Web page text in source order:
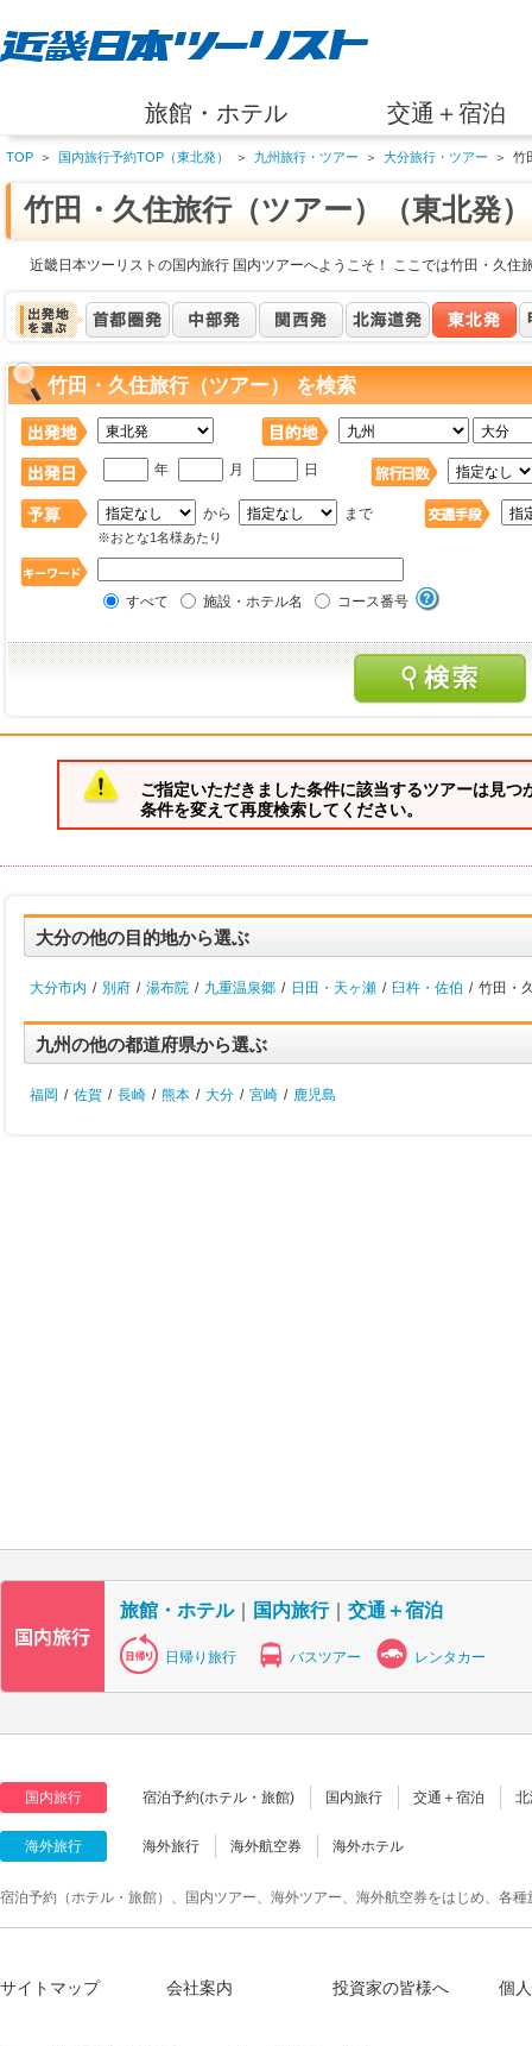
旅館・ホテル 交通＋宿泊
TOP ＞ 国内旅行予約TOP（東北発） ＞ 九州旅行・ツアー ＞ 大分旅行・ツアー ＞ 竹
竹田・久住旅行（ツアー）（東北発）
近畿日本ツーリストの国内旅行 国内ツアーへようこそ！ ここでは竹田・久住
竹田・久住旅行（ツアー） を検索
年 月 日
から まで
※おとな1名様あたり
すべて 施設・ホテル名 コース番号
ご指定いただきました条件に該当するツアーは見つ
条件を変えて再度検索してください。
大分の他の目的地から選ぶ
大分市内 / 別府 / 湯布院 / 九重温泉郷 / 日田・天ヶ瀬 / 臼杵・佐伯 / 竹田・
九州の他の都道府県から選ぶ
福岡 / 佐賀 / 長崎 / 熊本 / 大分 / 宮崎 / 鹿児島
旅館・ホテル｜ 国内旅行｜ 交通＋宿泊
日帰り旅行 バスツアー レンタカー
国内旅行 宿泊予約(ホテル・旅館) 国内旅行 交通＋宿泊
海外旅行 海外旅行 海外航空券 海外ホテル
宿泊予約（ホテル・旅館）、国内ツアー、海外ツアー、海外航空券をはじめ、各
サイトマップ 会社案内 投資家の皆様へ 個